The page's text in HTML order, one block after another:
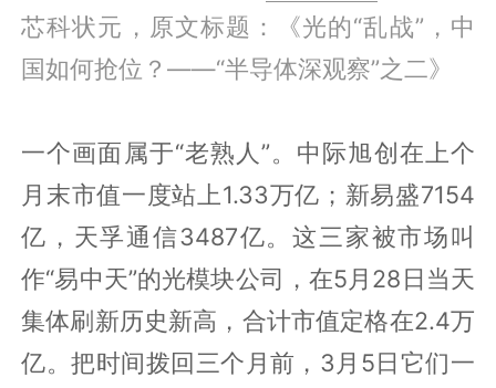
芯科状元，原文标题：《光的“乱战”，中
国如何抢位？——“半导体深观察”之二》
一个画面属于“老熟人”。中际旭创在上个
月末市值一度站上1.33万亿；新易盛7154
亿，天孚通信3487亿。这三家被市场叫
作“易中天”的光模块公司，在5月28日当天
集体刷新历史新高，合计市值定格在2.4万
亿。把时间拨回三个月前，3月5日它们一